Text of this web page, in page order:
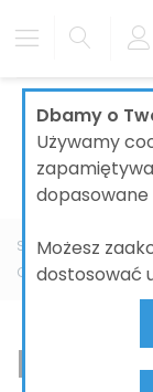
Dbamy o
Używamy
Możesz
dostosować
Strona główna
Costa
Bateria